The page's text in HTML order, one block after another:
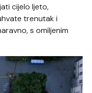
cijelo ljeto,
trenutak i
s omiljenim